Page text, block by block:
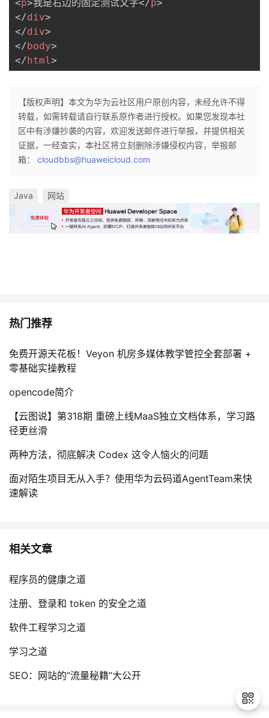
<p>我是右边的固定测试文字</p>
</div>
</div>
</body>
</html>
【版权声明】本文为华为云社区用户原创内容，未经允许不得
转载，如需转载请自行联系原作者进行授权。如果您发现本社
区中有涉嫌抄袭的内容，欢迎发送邮件进行举报，并提供相关
证据，一经查实，本社区将立刻删除涉嫌侵权内容，举报邮
箱： cloudbbs@huaweicloud.com
Java 网站
热门推荐
免费开源天花板！Veyon 机房多媒体教学管控全套部署 +
零基础实操教程
opencode简介
【云图说】第318期 重磅上线MaaS独立文档体系，学习路
径更丝滑
两种方法，彻底解决 Codex 这令人恼火的问题
面对陌生项目无从入手？使用华为云码道AgentTeam来快
速解读
相关文章
程序员的健康之道
注册、登录和 token 的安全之道
软件工程学习之道
学习之道
SEO：网站的“流量秘籍”大公开